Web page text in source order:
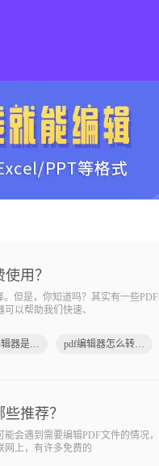
用？
但是，你知道吗？其实有一些PDF
以帮助我们快速、
哪些pdf编辑器是免费的 pdf编辑器怎么转换成word
推荐？
会遇到需要编辑PDF文件的情况
网上，有许多免费的